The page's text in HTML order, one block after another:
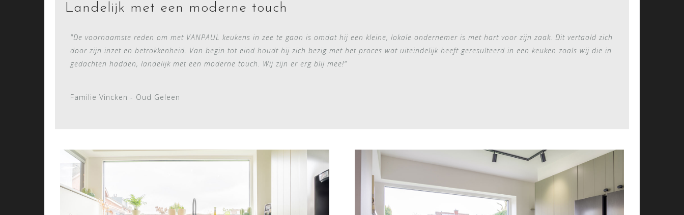
Landelijk met een moderne touch
"De voornaamste reden om met VANPAUL keukens in zee te gaan is omdat hij een kleine, lokale ondernemer is met hart voor zijn zaak. Dit vertaald zich
door zijn inzet en betrokkenheid. Van begin tot eind houdt hij zich bezig met het proces wat uiteindelijk heeft geresulteerd in een keuken zoals wij die in
gedachten hadden, landelijk met een moderne touch. Wij zijn er erg blij mee!"
Familie Vincken - Oud Geleen